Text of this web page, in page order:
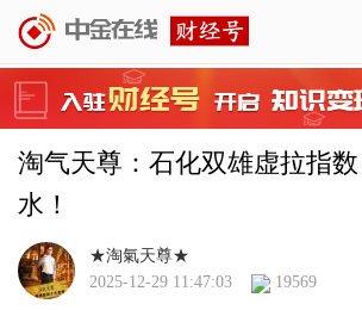
淘气天尊：石化双雄虚拉指
水！
★淘氣天尊★
2025-12-29 11:47:03
19569